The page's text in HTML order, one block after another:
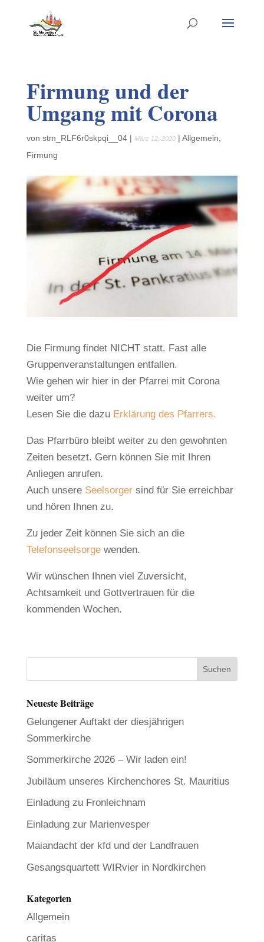
Firmung und der
Umgang mit Corona
von stm_RLF6r0skpqi__04| März 12, 2020| Allgemein
Firmung
Die Firmung findet NICHT statt. Fast alle
Gruppenveranstaltungen entfallen.
Wie gehen wir hier in der Pfarrei mit Corona
weiter um?
Lesen Sie die dazu Erklärung des Pfarrers.
Das Pfarrbüro bleibt weiter zu den gewohnten
Zeiten besetzt. Gern können Sie mit Ihren
Anliegen anrufen.
Auch unsere Seelsorgersind für Sie erreichbar
und hören Ihnen zu.
Zu jeder Zeit können Sie sich an die
Telefonseelsorgewenden.
Wir wünschen Ihnen viel Zuversicht,
Achtsamkeit und Gottvertrauen für die
kommenden Wochen.
Neueste Beiträge
Gelungener Auftakt der diesjährigen
Sommerkirche
Sommerkirche 2026 – Wir laden ein!
Jubiläum unseres Kirchenchores St. Mauritius
Einladung zu Fronleichnam
Einladung zur Marienvesper
Maiandacht der kfd und der Landfrauen
Gesangsquartett WIRvier in Nordkirchen
Kategorien
Allgemein
caritas